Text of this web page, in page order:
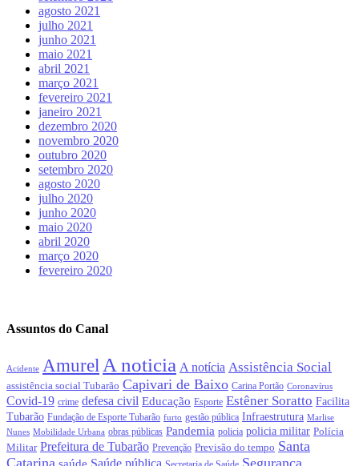
agosto 2021
julho 2021
junho 2021
maio 2021
abril 2021
março 2021
fevereiro 2021
janeiro 2021
dezembro 2020
novembro 2020
outubro 2020
setembro 2020
agosto 2020
julho 2020
junho 2020
maio 2020
abril 2020
março 2020
fevereiro 2020
Assuntos do Canal
Acidente Amurel A noticia A notícia Assistência Social
assistência social Tubarão Capivari de Baixo Carina Portão Coronavírus
Covid-19 crime defesa civil Educação Esporte Estêner Soratto Facilita
Tubarão Fundação de Esporte Tubarão furto gestão pública Infraestrutura Marlise
Nunes Mobilidade Urbana obras públicas Pandemia policia policia militar Polícia
Militar Prefeitura de Tubarão Prevenção Previsão do tempo Santa
Catarina saúde Saúde pública Segurança